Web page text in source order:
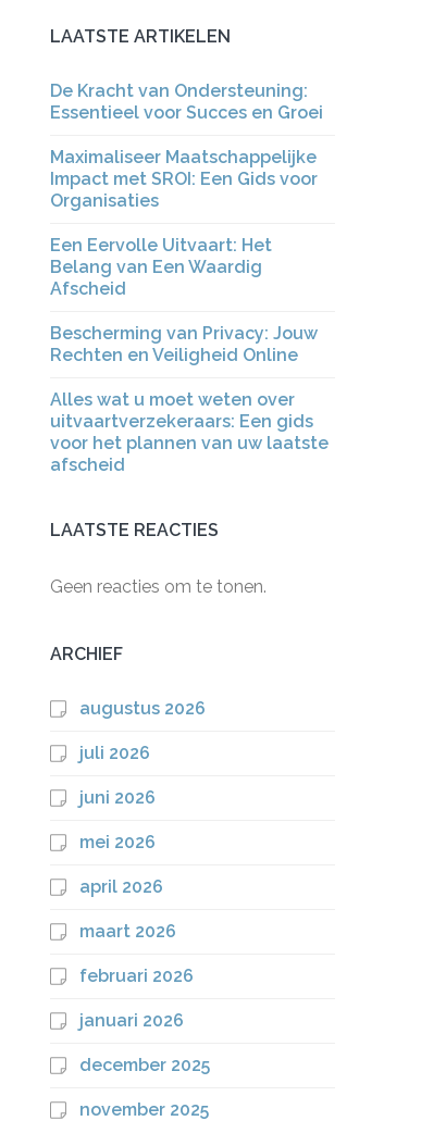
LAATSTE ARTIKELEN
De Kracht van Ondersteuning:
Essentieel voor Succes en Groei
Maximaliseer Maatschappelijke
Impact met SROI: Een Gids voor
Organisaties
Een Eervolle Uitvaart: Het
Belang van Een Waardig
Afscheid
Bescherming van Privacy: Jouw
Rechten en Veiligheid Online
Alles wat u moet weten over
uitvaartverzekeraars: Een gids
voor het plannen van uw laatste
afscheid
LAATSTE REACTIES
Geen reacties om te tonen.
ARCHIEF
augustus 2026
juli 2026
juni 2026
mei 2026
april 2026
maart 2026
februari 2026
januari 2026
december 2025
november 2025